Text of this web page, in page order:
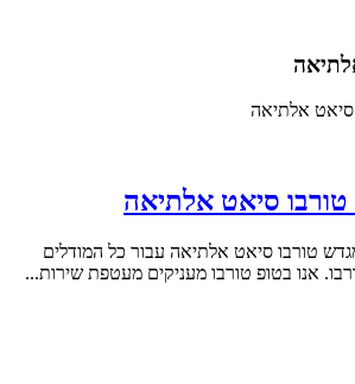
סיאט אלתיאה
סיאט אלתיאה
טורבו סיאט אלתיאה עבור כל המודלים
אנו בטופ טורבו מעניקים מעטפת שירות...